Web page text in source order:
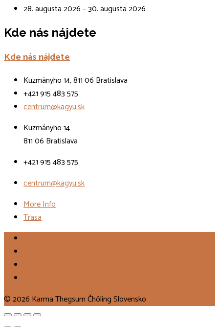
28. augusta 2026 – 30. augusta 2026
Kde nás nájdete
Kde nás nájdete
Kuzmányho 14, 811 06 Bratislava
+421 915 483 575
centrum@kagyu.sk
Kuzmányho 14
811 06 Bratislava
+421 915 483 575
centrum@kagyu.sk
More Info
Trasa
© 2026 Karma Thegsum Čhöling Slovensko